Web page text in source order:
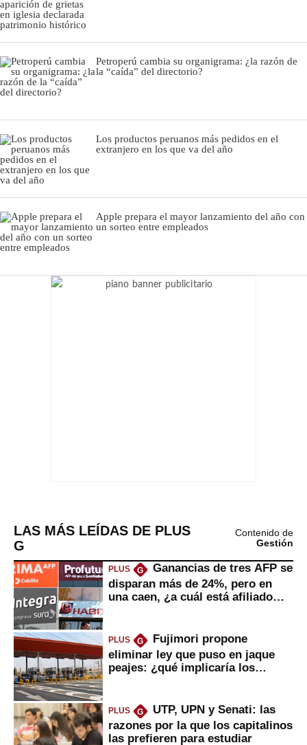
Petroperú cambia su organigrama: ¿la razón de
la “caída” del directorio?
Los productos peruanos más pedidos en el
extranjero en los que va del año
Apple prepara el mayor lanzamiento del año con
un sorteo entre empleados
LAS MÁS LEÍDAS DE PLUS
G
Contenido de
Gestión
PLUS G
Ganancias de tres AFP se
disparan más de 24%, pero en
una caen, ¿a cuál está afiliado
PLUS G
Fujimori propone
eliminar ley que puso en jaque
peajes: ¿qué implicaría los
PLUS G
UTP, UPN y Senati: las
razones por la que los capitalinos
las prefieren para estudiar